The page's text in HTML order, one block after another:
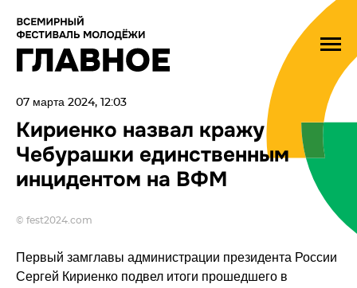
07 марта 2024, 12:03
Кириенко назвал кражу
Чебурашки единственным
инцидентом на ВФМ
© fest2024.com
Первый замглавы администрации президента России
Сергей Кириенко подвел итоги прошедшего в